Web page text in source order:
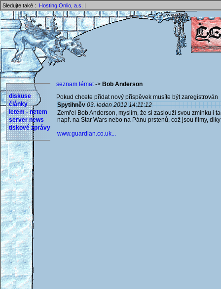
Sledujte také : Hosting Onlio, a.s. |
diskuse
články
letem - netem
server news
tiskové zprávy
seznam témat-> Bob Anderson
Pokud chcete přidat nový příspěvek musíte být
Spytihněv 03. leden 2012 14:11:12
Zemřel Bob Anderson, myslím, že si zaslouží svou zmínku i
např. na Star Wars nebo na Pánu prstenů, což jsou filmy,
www.guardian.co.uk...